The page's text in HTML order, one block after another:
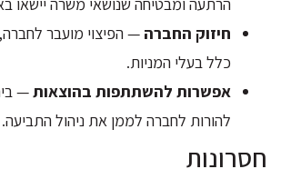
חיזוק החברה — הפיצוי מועבר
כלל בעלי המניות.
אפשרות להשתתפות בהוצאות—
להורות לחברה לממן את ניהול התביעה.
חסרונות